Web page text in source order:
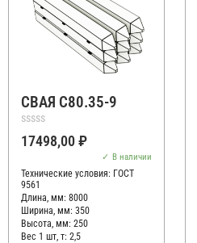
СВАЯ С80.35-9
Оценка
0
17498,00₽
В наличии
Технические условия: ГОСТ
9561
Длина, мм: 8000
Ширина, мм: 350
Высота, мм: 250
Вес 1 шт, т: 2,5